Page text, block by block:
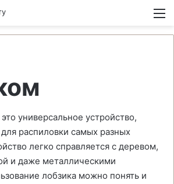
универсальное устройство,
распиловки самых разных
легко справляется с деревом,
и даже металлическими
лобзика можно понять и